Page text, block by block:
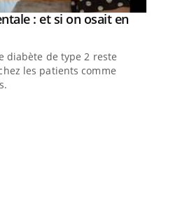
: et si on osait en
diabète de type 2 reste
les patients comme